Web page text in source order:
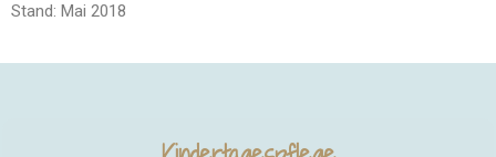
Stand: Mai 2018